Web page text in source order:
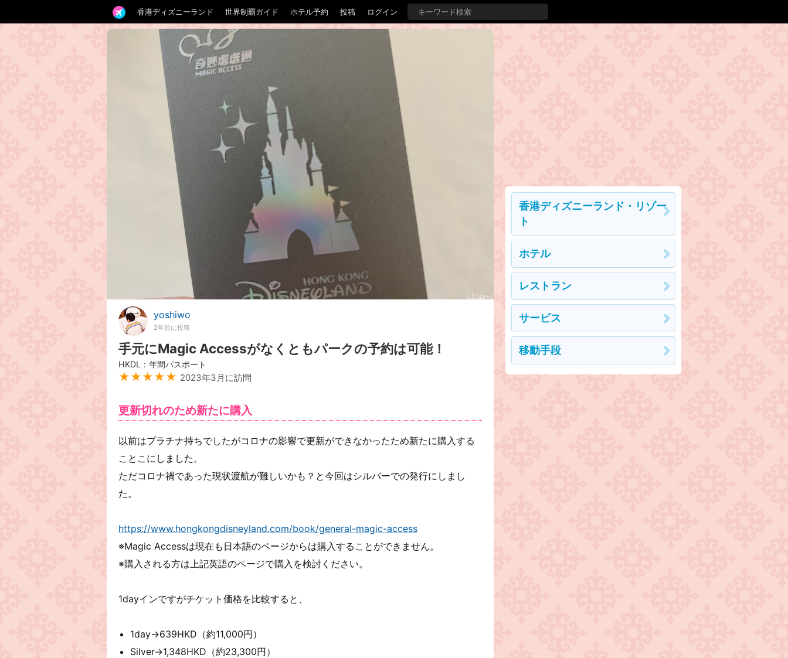
香港ディズニーランド 世界制覇ガイド ホテル予約 投稿 ログイン
yoshiwo
2年前に投稿
手元にMagic Accessがなくともパークの予約は可能！
HKDL：年間パスポート
★★★★★ 2023年3月に訪問
更新切れのため新たに購入
以前はプラチナ持ちでしたがコロナの影響で更新ができなかったため新たに購入する
ことこにしました。
ただコロナ禍であった現状渡航が難しいかも？と今回はシルバーでの発行にしまし
た。
https://www.hongkongdisneyland.com/book/general-magic-access
※Magic Accessは現在も日本語のページからは購入することができません。
※購入される方は上記英語のページで購入を検討ください。
1dayインですがチケット価格を比較すると、
1day→639HKD（約11,000円）
Silver→1,348HKD（約23,300円）
香港ディズニーランド・リゾー
ト
ホテル
レストラン
サービス
移動手段